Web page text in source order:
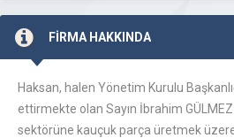
FİRMA HAKKINDA
Haksan, halen Yönetim Kurulu
ettirmekte olan Sayın İbrahim
sektörüne kauçuk parça üretmek üzere